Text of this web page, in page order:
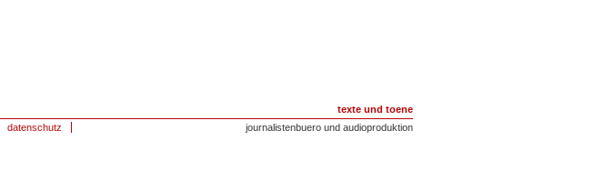
texte und toene
datenschutz journalistenbuero und audioproduktion